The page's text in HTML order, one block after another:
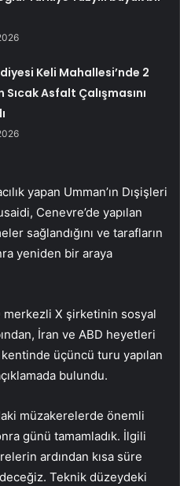
Keli Mahallesi’nde 2
Sıcak Asfalt Çalışmasını
yapan Umman’ın Dışişleri
Cenevre’de yapılan
sağlandığını ve tarafların
yeniden bir araya
merkezli X şirketinin sosyal
İran ve ABD heyetleri
üçüncü turu yapılan
bulundu.
müzakerelerde önemli
günü tamamladık. İlgili
ardından kısa süre
Teknik düzeydeki